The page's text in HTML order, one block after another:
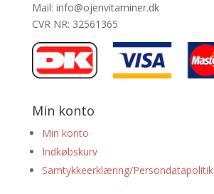
Mail: info@ojenvitaminer.dk
CVR NR: 32561365
Min konto
Min konto
Indkøbskurv
Samtykkeerklæring/Persondatapolitik